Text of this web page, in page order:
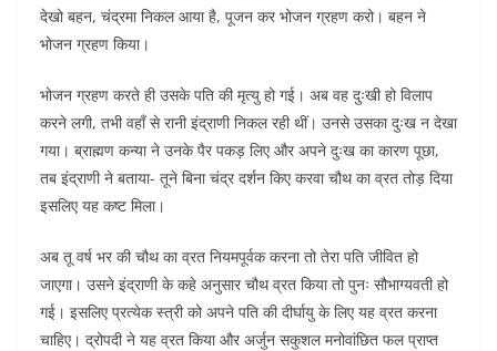
देखो बहन, चंद्रमा निकल आया है, पूजन कर भोजन ग्रहण करो। बहन ने
भोजन ग्रहण किया।
भोजन ग्रहण करते ही उसके पति की मृत्यु हो गई। अब वह दुःखी हो विलाप
करने लगी, तभी वहाँ से रानी इंद्राणी निकल रही थीं। उनसे उसका दुःख न देखा
गया। ब्राह्मण कन्या ने उनके पैर पकड़ लिए और अपने दुःख का कारण पूछा,
तब इंद्राणी ने बताया- तूने बिना चंद्र दर्शन किए करवा चौथ का व्रत तोड़ दिया
इसलिए यह कष्ट मिला।
अब तू वर्ष भर की चौथ का व्रत नियमपूर्वक करना तो तेरा पति जीवित हो
जाएगा। उसने इंद्राणी के कहे अनुसार चौथ व्रत किया तो पुनः सौभाग्यवती हो
गई। इसलिए प्रत्येक स्त्री को अपने पति की दीर्घायु के लिए यह व्रत करना
चाहिए। द्रोपदी ने यह व्रत किया और अर्जुन सकुशल मनोवांछित फल प्राप्त